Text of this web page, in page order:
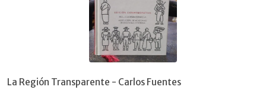
La Región Transparente - Carlos Fuentes